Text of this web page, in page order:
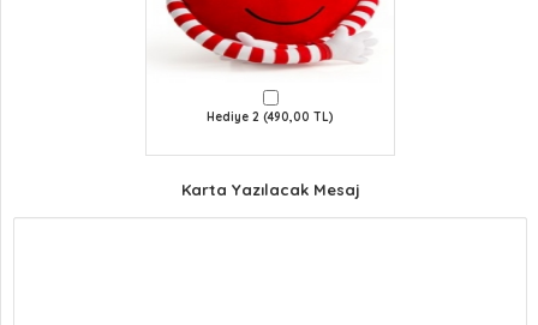
Hediye 2 (490,00 TL)
Karta Yazılacak Mesaj